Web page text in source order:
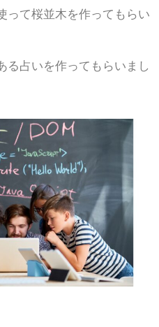
って桜並木を作ってもらい
る占いを作ってもらいまし